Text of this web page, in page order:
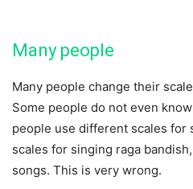
Many people
Many people change their
Some people do not even
people use different scales for
scales for singing raga
songs. This is very wrong.